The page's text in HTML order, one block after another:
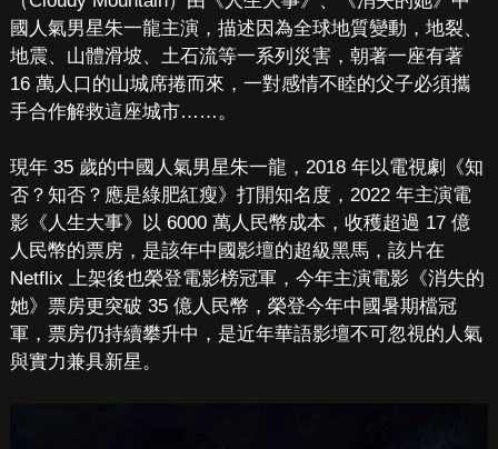
國人氣男星朱一龍主演，描述因為全球地質變動，地裂、
地震、山體滑坡、土石流等一系列災害，朝著一座有著
16 萬人口的山城席捲而來，一對感情不睦的父子必須攜
手合作解救這座城市……。
現年 35 歲的中國人氣男星朱一龍，2018 年以電視劇《知
否？知否？應是綠肥紅瘦》打開知名度，2022 年主演電
影《人生大事》以 6000 萬人民幣成本，收穫超過 17 億
人民幣的票房，是該年中國影壇的超級黑馬，該片在
Netflix 上架後也榮登電影榜冠軍，今年主演電影《消失的
她》票房更突破 35 億人民幣，榮登今年中國暑期檔冠
軍，票房仍持續攀升中，是近年華語影壇不可忽視的人氣
與實力兼具新星。